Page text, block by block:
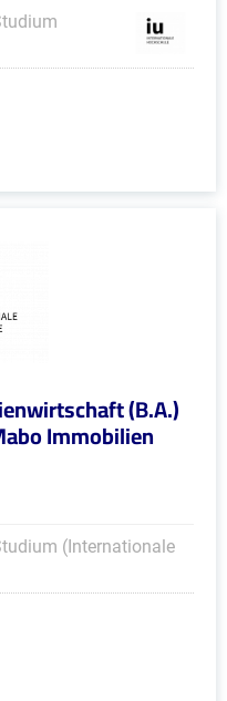
(B.A.)
Immobilien
(Internationale